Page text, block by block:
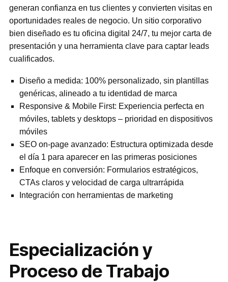
generan confianza en tus clientes y convierten visitas en
oportunidades reales de negocio. Un sitio corporativo
bien diseñado es tu oficina digital 24/7, tu mejor carta de
presentación y una herramienta clave para captar leads
cualificados.
Diseño a medida: 100% personalizado, sin plantillas
genéricas, alineado a tu identidad de marca
Responsive & Mobile First: Experiencia perfecta en
móviles, tablets y desktops – prioridad en dispositivos
móviles
SEO on-page avanzado: Estructura optimizada desde
el día 1 para aparecer en las primeras posiciones
Enfoque en conversión: Formularios estratégicos,
CTAs claros y velocidad de carga ultrarrápida
Integración con herramientas de marketing
Especialización y
Proceso de Trabajo